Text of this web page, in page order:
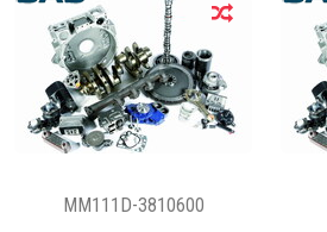
MM111D-3810600